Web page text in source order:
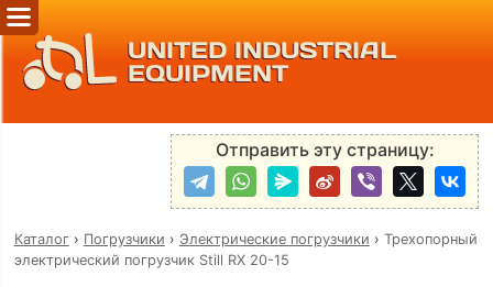
UNITED INDUSTRIAL
EQUIPMENT
Отправить эту страницу:
Каталог› Погрузчики › Электрические погрузчики › Трехопорный
электрический погрузчик Still RX 20-15